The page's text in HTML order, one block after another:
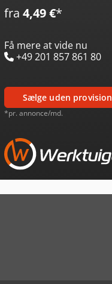
fra 4,49 €*
Få mere at vide nu
+49 201 857 861 80
sælge uden provision
*pr. annonce/md.